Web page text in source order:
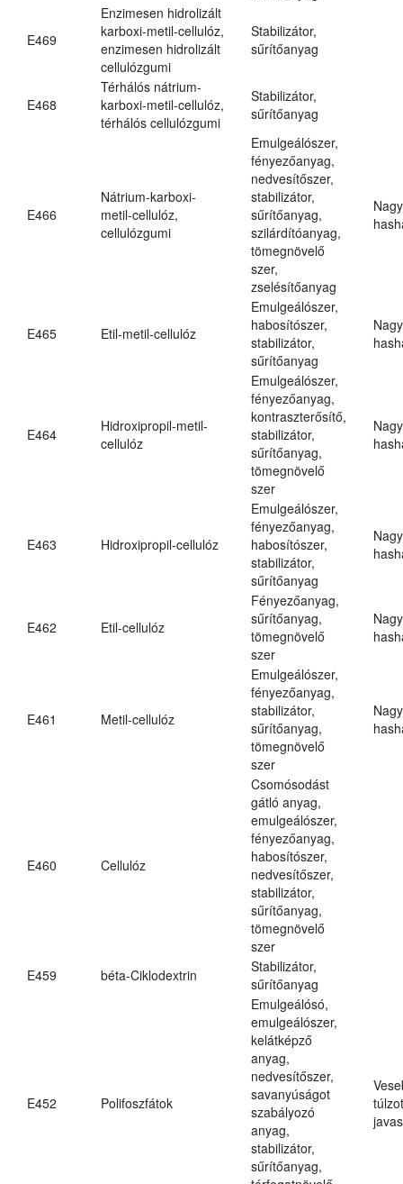
E469
Enzimesen hidrolizált
karboxi-metil-cellulóz,
enzimesen hidrolizált
cellulózgumi
Stabilizátor,
sűrítőanyag
E468
Térhálós nátrium-
karboxi-metil-cellulóz,
térhálós cellulózgumi
Stabilizátor,
sűrítőanyag
E466
Nátrium-karboxi-
metil-cellulóz,
cellulózgumi
Emulgeálószer,
fényezőanyag,
nedvesítőszer,
stabilizátor,
sűrítőanyag,
szilárdítóanyag,
tömegnövelő
szer,
zselésítőanyag
E465 Etil-metil-cellulóz
Emulgeálószer,
habosítószer,
stabilizátor,
sűrítőanyag
E464
Hidroxipropil-metil-
cellulóz
Emulgeálószer,
fényezőanyag,
kontraszterősítő,
stabilizátor,
sűrítőanyag,
tömegnövelő
szer
E463 Hidroxipropil-cellulóz
Emulgeálószer,
fényezőanyag,
habosítószer,
stabilizátor,
sűrítőanyag
E462 Etil-cellulóz
Fényezőanyag,
sűrítőanyag,
tömegnövelő
szer
E461 Metil-cellulóz
Emulgeálószer,
fényezőanyag,
stabilizátor,
sűrítőanyag,
tömegnövelő
szer
E460 Cellulóz
Csomósodást
gátló anyag,
emulgeálószer,
fényezőanyag,
habosítószer,
nedvesítőszer,
stabilizátor,
sűrítőanyag,
tömegnövelő
szer
E459
béta-Ciklodextrin
Stabilizátor,
sűrítőanyag
E452 Polifoszfátok
Emulgeálósó,
emulgeálószer,
kelátképző
anyag,
nedvesítőszer,
savanyúságot
szabályozó
anyag,
stabilizátor,
sűrítőanyag,